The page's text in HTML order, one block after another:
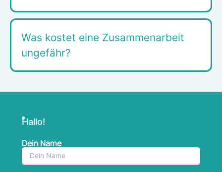
Was kostet eine Zusammenarbeit
ungefähr?
Hallo!
Dein Name